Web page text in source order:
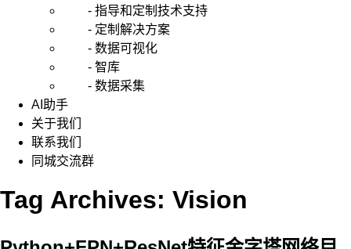
- 指导和定制技术支持
- 定制解决方案
- 数据可视化
- 智库
- 数据采集
AI助手
关于我们
联系我们
同城交流群
Tag Archives: Vision